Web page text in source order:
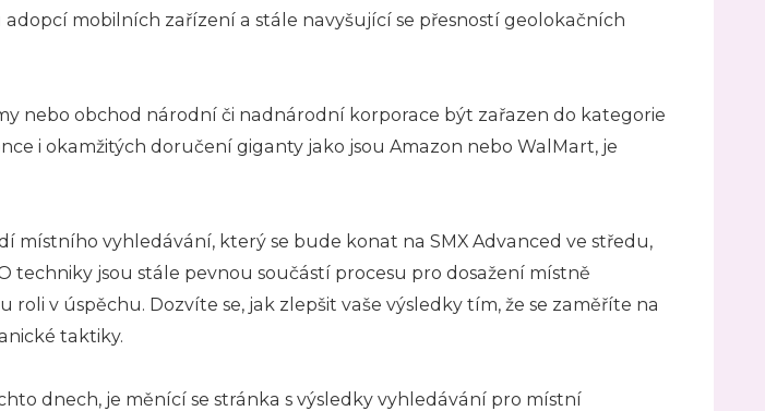
mobilních zařízení a stále navyšující se přesností geolokačních
nebo obchod národní či nadnárodní korporace být zařazen do kategorie
i okamžitých doručení giganty jako jsou Amazon nebo WalMart, je
vyhledávání, který se bude konat na SMX Advanced ve středu,
techniky jsou stále pevnou součástí procesu pro dosažení místně
v úspěchu. Dozvíte se, jak zlepšit vaše výsledky tím, že se zaměříte na
taktiky.
dnech, je měnící se stránka s výsledky vyhledávání pro místní